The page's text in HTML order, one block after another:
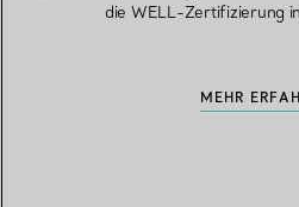
die WELL-Zertifizierung
MEHR